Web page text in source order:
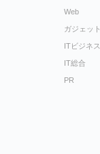
Web
ガジェット
ITビジネス
IT総合
PR